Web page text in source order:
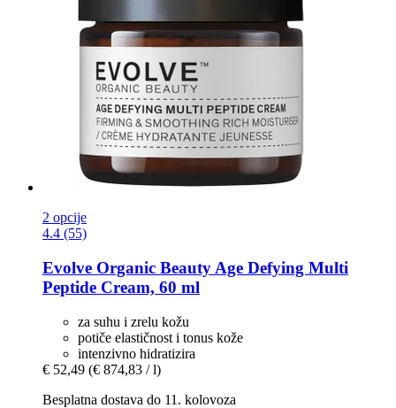
2 opcije
4.4 (55)
Evolve Organic Beauty Age Defying Multi
Peptide Cream, 60 ml
za suhu i zrelu kožu
potiče elastičnost i tonus kože
intenzivno hidratizira
€ 52,49 (€ 874,83 / l)
Besplatna dostava do 11. kolovoza